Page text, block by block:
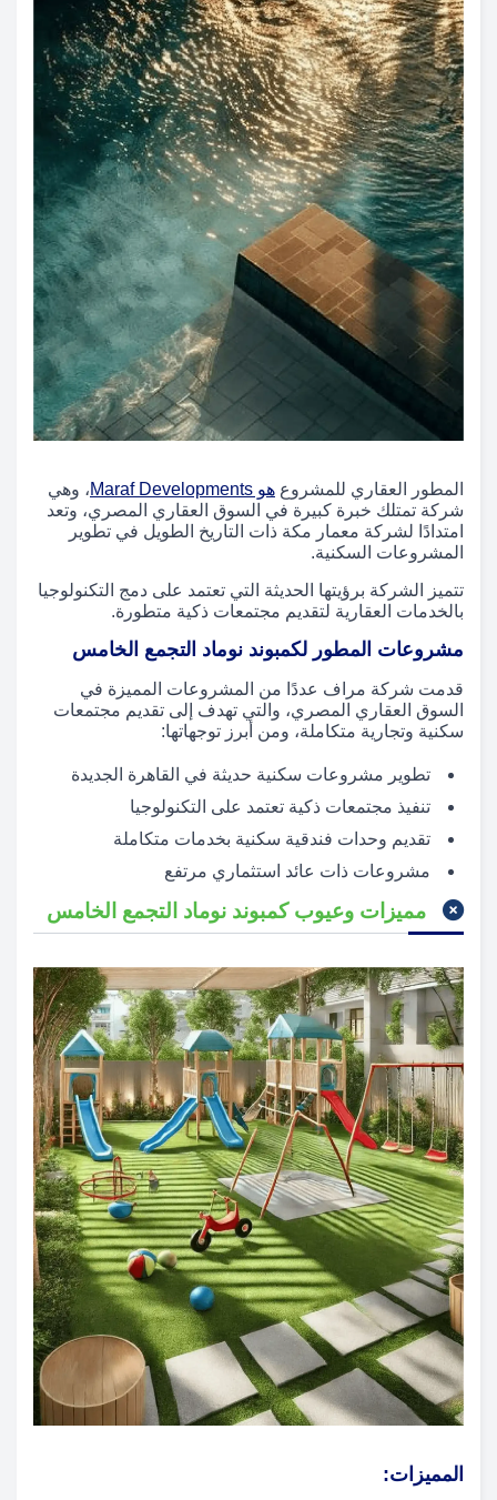
المطور العقاري للمشروع هو Maraf Developments
، وهي
شركة تمتلك خبرة كبيرة في السوق العقاري المصري، وتعد
امتدادًا لشركة معمار مكة ذات التاريخ الطويل في تطوير
المشروعات السكنية.
تتميز الشركة برؤيتها الحديثة التي تعتمد على دمج التكنولوجيا
بالخدمات العقارية لتقديم مجتمعات ذكية متطورة.
مشروعات المطور لكمبوند نوماد التجمع الخامس
قدمت شركة مراف عددًا من المشروعات المميزة في
السوق العقاري المصري، والتي تهدف إلى تقديم مجتمعات
سكنية وتجارية متكاملة، ومن أبرز توجهاتها:
تطوير مشروعات سكنية حديثة في القاهرة الجديدة
تنفيذ مجتمعات ذكية تعتمد على التكنولوجيا
تقديم وحدات فندقية سكنية بخدمات متكاملة
مشروعات ذات عائد استثماري مرتفع
مميزات وعيوب كمبوند نوماد التجمع الخامس
المميزات: